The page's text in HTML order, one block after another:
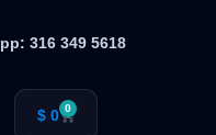
316 349 5618
$ 0 0